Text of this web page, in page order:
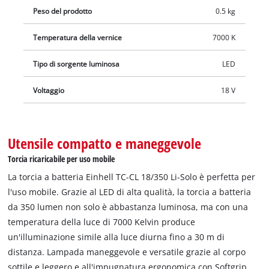
Peso del prodotto 0.5 kg
Temperatura della vernice 7000 K
Tipo di sorgente luminosa LED
Voltaggio 18 V
Utensile compatto e maneggevole
Torcia ricaricabile per uso mobile
La torcia a batteria Einhell TC-CL 18/350 Li-Solo è perfetta per
l'uso mobile. Grazie al LED di alta qualità, la torcia a batteria
da 350 lumen non solo è abbastanza luminosa, ma con una
temperatura della luce di 7000 Kelvin produce
un'illuminazione simile alla luce diurna fino a 30 m di
distanza. Lampada maneggevole e versatile grazie al corpo